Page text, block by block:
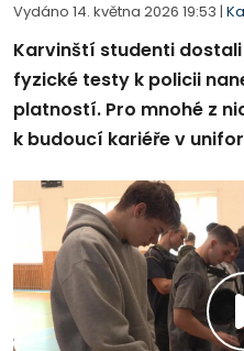
Vydáno 14. května 2026 19:53 |
Karvinští studenti
fyzické testy k policii
platností. Pro mnohé z
k budoucí kariéře v